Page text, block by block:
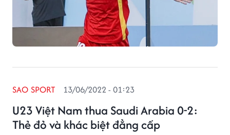
U23 Việt Nam thua Saudi Arabia 0-2:
Thẻ đỏ và khác biệt đẳng cấp
SAO SPORT 13/06/2022 - 01:23